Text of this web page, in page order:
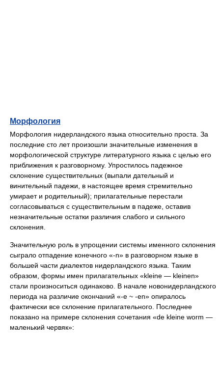
Морфология
Морфология нидерландского языка относительно проста. За
последние сто лет произошли значительные изменения в
морфологической структуре литературного языка с целью его
приближения к разговорному. Упростилось падежное
склонение существительных (выпали дательный и
винительный падежи, в настоящее время стремительно
умирает и родительный); прилагательные перестали
согласовываться с существительным в падеже, оставив
незначительные остатки различия слабого и сильного
склонения.
Значительную роль в упрощении системы именного склонения
сыграло отпадение конечного «-n» в разговорном языке в
большей части диалектов нидерландского языка. Таким
образом, формы имен прилагательных «kleine — kleinen»
стали произноситься одинаково. В начале новонидерландского
периода на различие окончаний «-e ~ -en» опиралось
фактически все склонение прилагательного. Последнее
показано на примере склонения сочетания «de kleine worm —
маленький червяк»: